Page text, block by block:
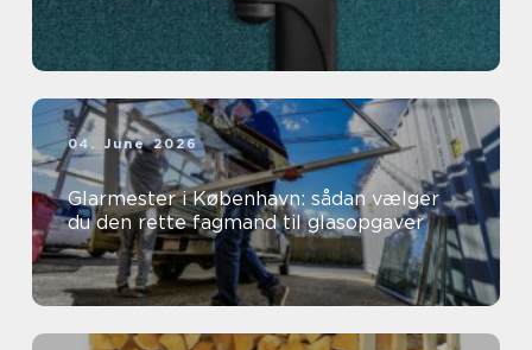
04. June 2026
Glarmester i København: sådan vælger
du den rette fagmand til glasopgaver